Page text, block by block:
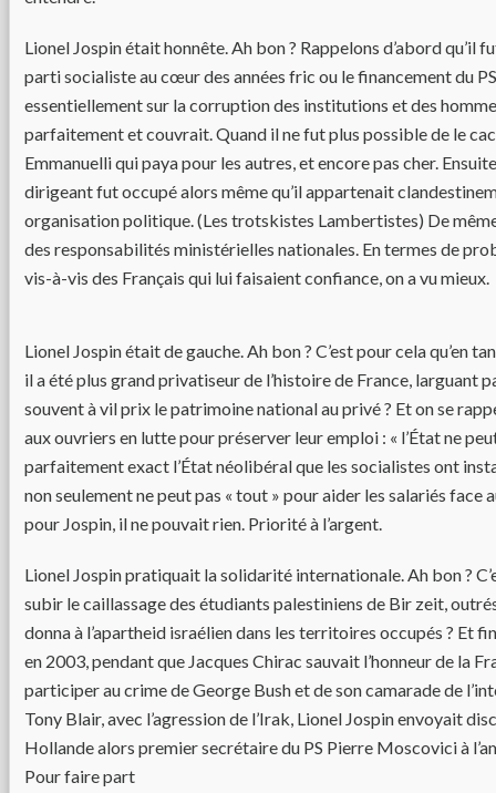
Lionel Jospin était honnête. Ah bon ? Rappelons d’abord qu’il
parti socialiste au cœur des années fric ou le financement du
essentiellement sur la corruption des institutions et des
parfaitement et couvrait. Quand il ne fut plus possible de le
Emmanuelli qui paya pour les autres, et encore pas cher.
dirigeant fut occupé alors même qu’il appartenait
organisation politique. (Les trotskistes Lambertistes) De
des responsabilités ministérielles nationales. En termes de
vis-à-vis des Français qui lui faisaient confiance, on a vu mieux.
Lionel Jospin était de gauche. Ah bon ? C’est pour cela qu’en
il a été plus grand privatiseur de l’histoire de France, larguant
souvent à vil prix le patrimoine national au privé ? Et on se
aux ouvriers en lutte pour préserver leur emploi : « l’État ne
parfaitement exact l’État néolibéral que les socialistes ont
non seulement ne peut pas « tout » pour aider les salariés face
pour Jospin, il ne pouvait rien. Priorité à l’argent.
Lionel Jospin pratiquait la solidarité internationale. Ah bon ?
subir le caillassage des étudiants palestiniens de Bir zeit,
donna à l’apartheid israélien dans les territoires occupés ? Et
en 2003, pendant que Jacques Chirac sauvait l’honneur de la
participer au crime de George Bush et de son camarade de
Tony Blair, avec l’agression de l’Irak, Lionel Jospin envoyait
Hollande alors premier secrétaire du PS Pierre Moscovici à
Pour faire part